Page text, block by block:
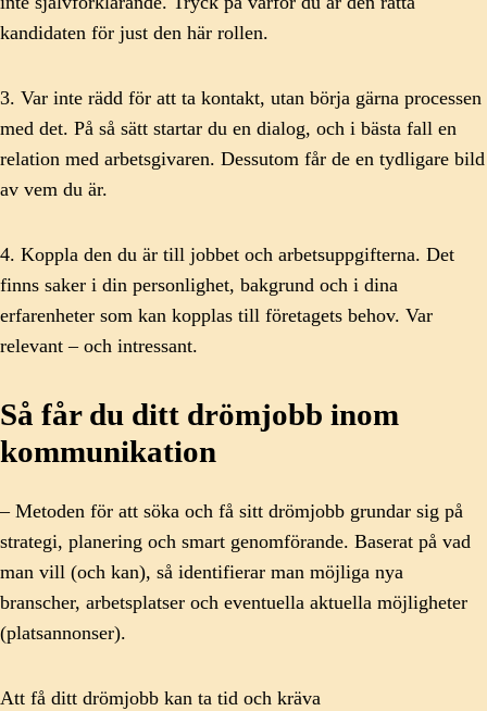
kandidaten för just den här rollen.
3. Var inte rädd för att ta kontakt, utan börja gärna processen
med det. På så sätt startar du en dialog, och i bästa fall en
relation med arbetsgivaren. Dessutom får de en tydligare bild
av vem du är.
4. Koppla den du är till jobbet och arbetsuppgifterna. Det
finns saker i din personlighet, bakgrund och i dina
erfarenheter som kan kopplas till företagets behov. Var
relevant – och intressant.
Så får du ditt drömjobb inom
kommunikation
– Metoden för att söka och få sitt drömjobb grundar sig på
strategi, planering och smart genomförande. Baserat på vad
man vill (och kan), så identifierar man möjliga nya
branscher, arbetsplatser och eventuella aktuella möjligheter
(platsannonser).
Att få ditt drömjobb kan ta tid och kräva